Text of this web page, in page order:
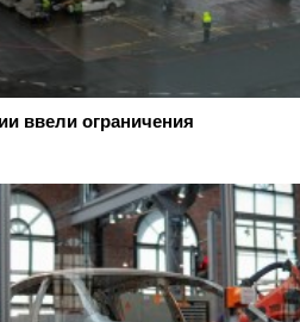
ввели ограничения